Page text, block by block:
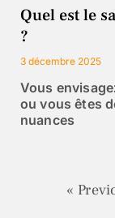
Quel est le
?
3 décembre 2025
Vous
ou vous êtes
nuances
«